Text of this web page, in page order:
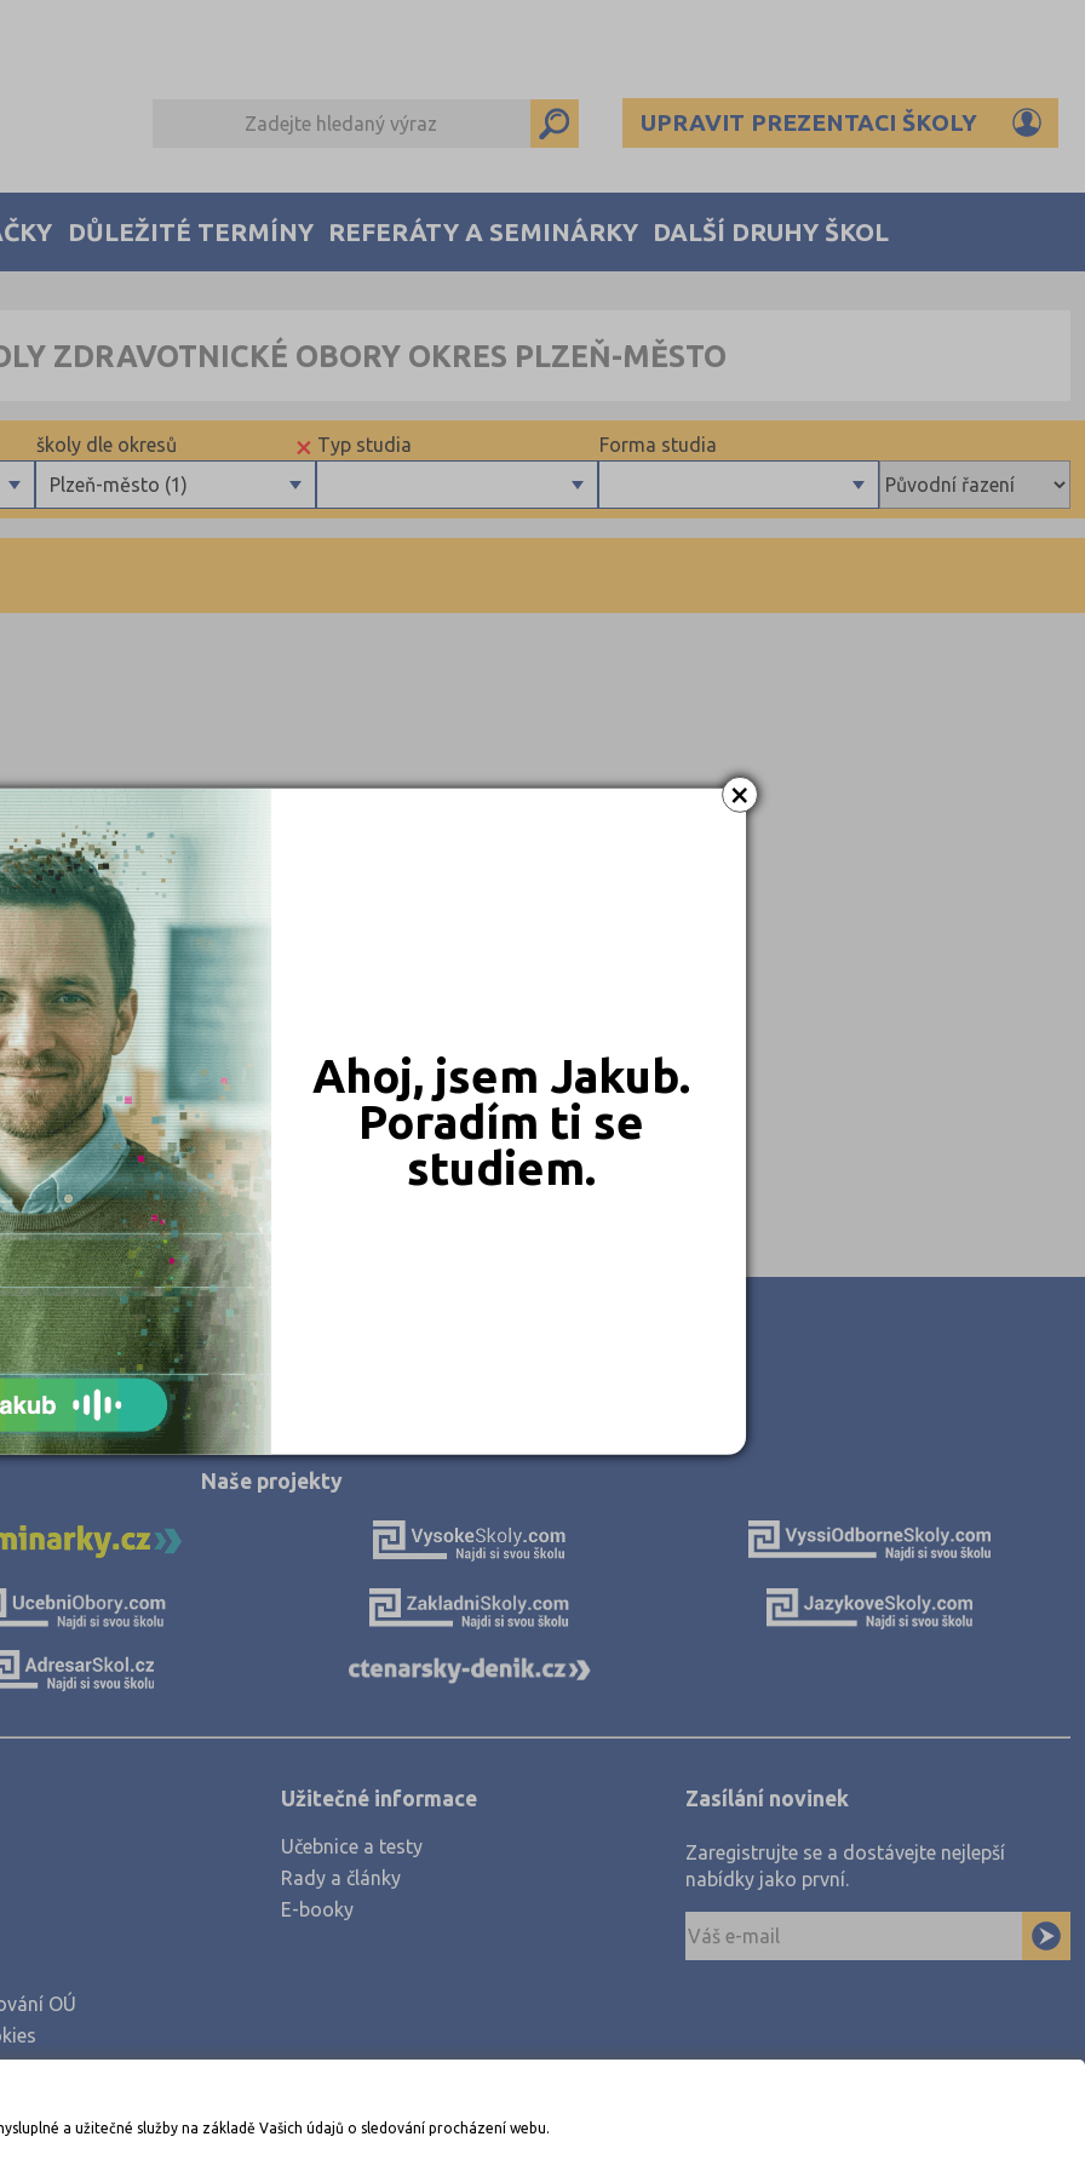
×
Ahoj, jsem Jakub.
Poradím ti se
studiem.
UPRAVIT PREZENTACI ŠKOLY
DŮLEŽITÉ TERMÍNY REFERÁTY A SEMINÁRKY DALŠÍ DRUHY ŠKOL
ZDRAVOTNICKÉ OBORY OKRES PLZEŇ-MĚSTO
Forma studia
Typ studia
×
Plzeň-město (1)
školy dle okresů
Blansko (2)
Česká Lípa (1)
České Budějovice (1)
Český Krumlov (1)
Děčín (2)
Domažlice (1)
Frýdek-Místek (1)
Havlíčkův Brod (2)
Hodonín (2)
Hradec Králové (1)
Cheb (1)
Chomutov (1)
Chrudim (1)
Jeseník (1)
Jičín (1)
Jihlava (3)
Jindřichův Hradec (2)
Kladno (1)
Klatovy (1)
Kroměříž (1)
Nymburk (2)
Ostrava-město (3)
JSME TAM, KDE JSTE VY
Naše projekty
OÚ
Stáhněte si aplikaci Adresář škol
Užitečné informace
Učebnice a testy
Rady a články
E-booky
Zasílání novinek
Zaregistrujte se a dostávejte nejlepší
nabídky jako první.
a užitečné služby na základě Vašich údajů o sledování procházení webu.